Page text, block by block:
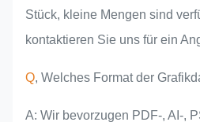
Stück, kleine Mengen sind
kontaktieren Sie uns für ein
Q, Welches Format der
A: Wir bevorzugen PDF-, AI-,